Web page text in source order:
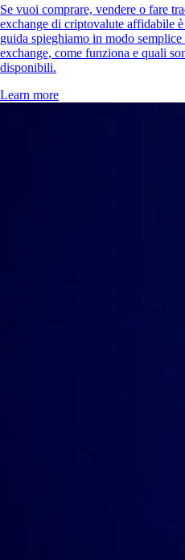
Se vuoi comprare, vendere o fare
exchange di criptovalute affidabile
guida spieghiamo in modo
exchange, come funziona e quali
disponibili.
Learn more